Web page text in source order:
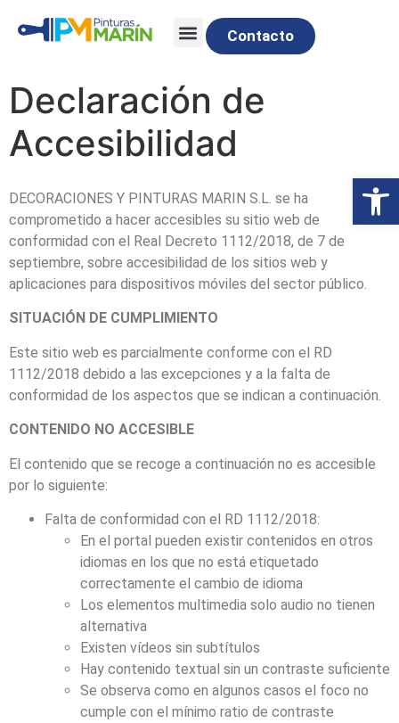
Abrir
Contacto
Declaración de
Accesibilidad
DECORACIONES Y PINTURAS MARIN S.L. se ha
comprometido a hacer accesibles su sitio web de
conformidad con el Real Decreto 1112/2018, de 7 de
septiembre, sobre accesibilidad de los sitios web y
aplicaciones para dispositivos móviles del sector público.
SITUACIÓN DE CUMPLIMIENTO
Este sitio web es parcialmente conforme con el RD
1112/2018 debido a las excepciones y a la falta de
conformidad de los aspectos que se indican a continuación.
CONTENIDO NO ACCESIBLE
El contenido que se recoge a continuación no es accesible
por lo siguiente:
Falta de conformidad con el RD 1112/2018:
En el portal pueden existir contenidos en otros
idiomas en los que no está etiquetado
correctamente el cambio de idioma
Los elementos multimedia solo audio no tienen
alternativa
Existen vídeos sin subtítulos
Hay contenido textual sin un contraste suficiente
Se observa como en algunos casos el foco no
cumple con el mínimo ratio de contraste